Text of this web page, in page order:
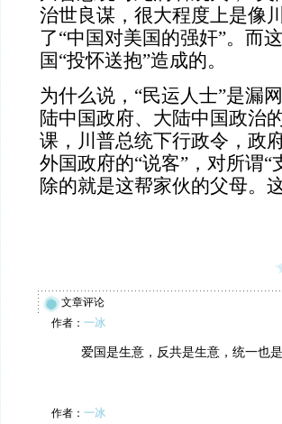
治世良谋，很大程度上是像
了“中国对美国的强奸”。而
国“投怀送抱”造成的。
为什么说，“民运人士”是漏
陆中国政府、大陆中国政治
课，川普总统下行政令，政
外国政府的“说客”，对所谓
除的就是这帮家伙的父母。
文章评论
作者： 一冰
爱国是生意，反共是生意，统一也
作者： 一冰